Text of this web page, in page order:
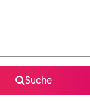
Suche